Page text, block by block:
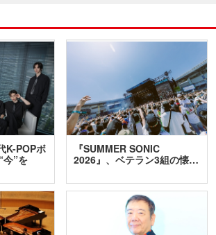
POPボ
今”を
『SUMMER SONIC
2026』、ベテラン3組の懐…